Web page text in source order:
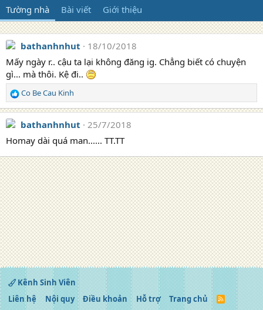
Tường nhà Bài viết Giới thiệu
bathanhnhut
18/10/2018
Mấy ngày r.. cậu ta lại không đăng ig. Chẳng biết có chuyện
gì... mà thôi. Kệ đi..
R
e
a
c
t
o
n
s
:
Co Be Cau Kinh
bathanhnhut
25/7/2018
Homay dài quá man...... TT.TT
Kênh Sinh Viên
Liên hệ
Nội quy Điều khoản Hỗ trợ Trang chủ
R